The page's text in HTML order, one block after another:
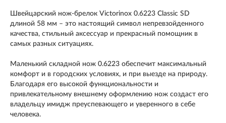
Швейцарский нож-брелок Victorinox 0.6223 Classic SD
длиной 58 мм – это настоящий символ непревзойденного
качества, стильный аксессуар и прекрасный помощник в
самых разных ситуациях.
Маленький складной нож 0.6223 обеспечит максимальный
комфорт и в городских условиях, и при выезде на природу.
Благодаря его высокой функциональности и
привлекательному внешнему оформлению нож создаст его
владельцу имидж преуспевающего и уверенного в себе
человека.